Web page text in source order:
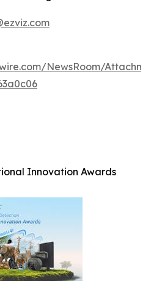
NewsRoom/
Innovation Awards